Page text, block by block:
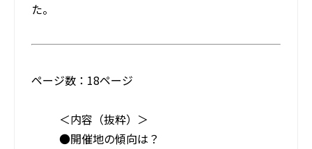
た。
ページ数：18ページ
＜内容（抜粋）＞
●開催地の傾向は？